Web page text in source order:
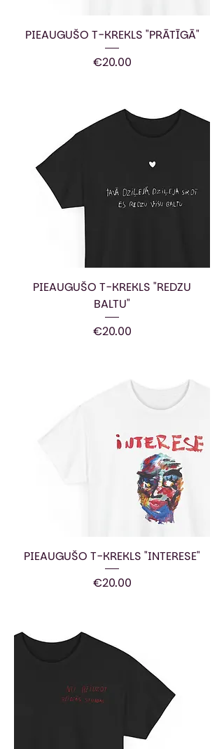
PIEAUGUŠO T-KREKLS "PRĀTĪGĀ"
Price
€20.00
PIEAUGUŠO T-KREKLS "REDZU
BALTU"
Price
€20.00
PIEAUGUŠO T-KREKLS "INTERESE"
Price
€20.00